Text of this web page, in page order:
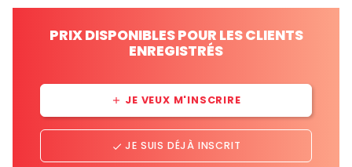
PRIX DISPONIBLES POUR LES CLIENTS
ENREGISTRÉS
add JE VEUX M'INSCRIRE
done JE SUIS DÉJÀ INSCRIT